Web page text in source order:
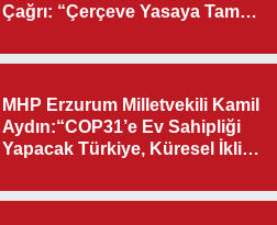
Çağrı: “Çerçeve Yasaya Tam
MHP Erzurum Milletvekili Kamil
Aydın:“COP31’e Ev Sahipliği
Yapacak Türkiye, Küresel İklim
Olacak"